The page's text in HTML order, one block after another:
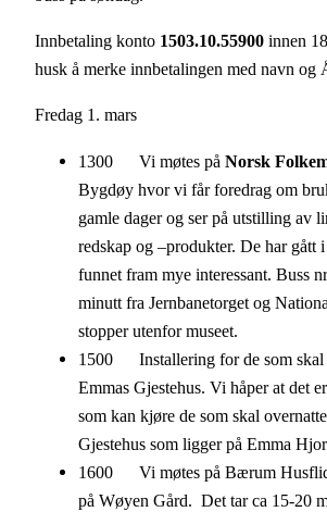
Innbetaling konto 1503.10.55900 innen
husk å merke innbetalingen med navn og
Fredag 1. mars
1300 Vi møtes på Norsk
Bygdøy hvor vi får foredrag om
gamle dager og ser på utstilling av
redskap og –produkter. De har gått
funnet fram mye interessant. Buss
minutt fra Jernbanetorget og
stopper utenfor museet.
1500 Installering for de som skal
Emmas Gjestehus. Vi håper at det
som kan kjøre de som skal
Gjestehus som ligger på Emma
1600 Vi møtes på Bærum
på Wøyen Gård. Det tar ca 15-20